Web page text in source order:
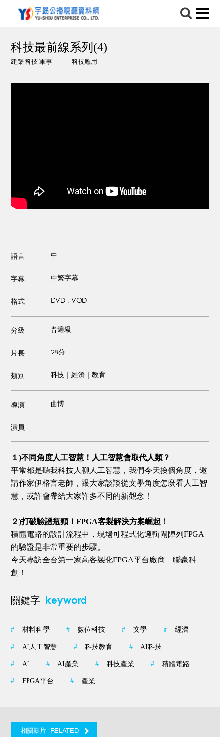
科技最前線系列(4)
建築 科技 軍事 科技應用
語言 中
字幕 中繁字幕
格式 DVD , VOD
分級 普遍級
片長 28分
類別 科技｜經濟｜教育
導演 曲博
演員
１)不同角度人工智慧！人工智慧會取代人類？
平常都是聽我科技人聊人工智慧，我們今天換個角度，邀
請作家伊格言老師，跟大家談談從文學角度怎麼看人工智
慧，或許會帶給大家許多不同的新觀念！
２)打破驗證瓶頸！FPGA客製解決方案崛起！
積體電路的設計流程中，現場可程式化邏輯閘陣列FPGA
的驗證是非常重要的步驟。
今天專訪全台第一家高客製化FPGA平台廠商－聯豪科
創！
關鍵字 keyword
# 材料科學 # 數位科技 # 文學 # 經濟
# AI人工智慧 # 科技教育 # AI科技
# AI # AI產業 # 科技產業 # 積體電路
# FPGA平台 # 產業
相關影片 RELATED